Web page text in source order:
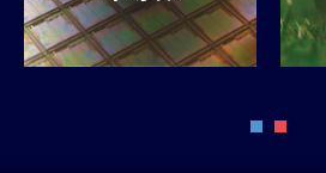
源としての水素の地位は
ています。この世界的な
素自動車はエネルギー産
ネルギーの応用を促進す